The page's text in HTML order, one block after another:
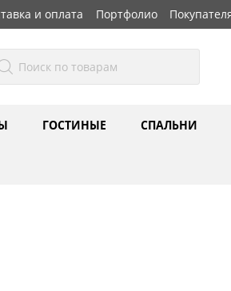
и оплата Портфолио
ГОСТИНЫЕ СПАЛЬНИ